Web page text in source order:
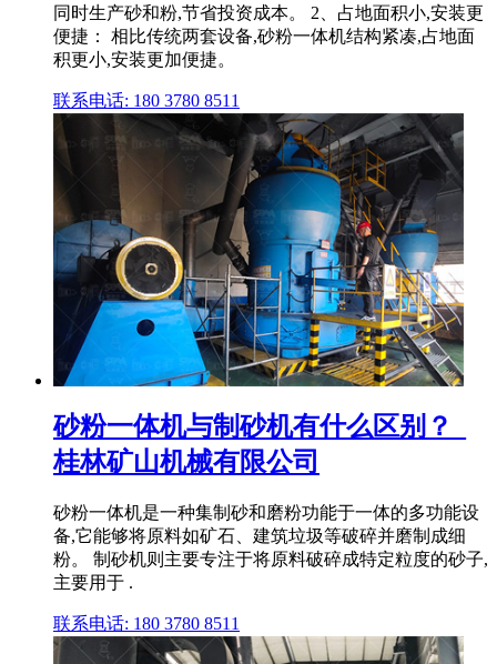
同时生产砂和粉,节省投资成本。 2、占地面积小,安装更
便捷： 相比传统两套设备,砂粉一体机结构紧凑,占地面
积更小,安装更加便捷。
联系电话: 180 3780 8511
砂粉一体机与制砂机有什么区别？_
桂林矿山机械有限公司
砂粉一体机是一种集制砂和磨粉功能于一体的多功能设
备,它能够将原料如矿石、建筑垃圾等破碎并磨制成细
粉。 制砂机则主要专注于将原料破碎成特定粒度的砂子,
主要用于 .
联系电话: 180 3780 8511